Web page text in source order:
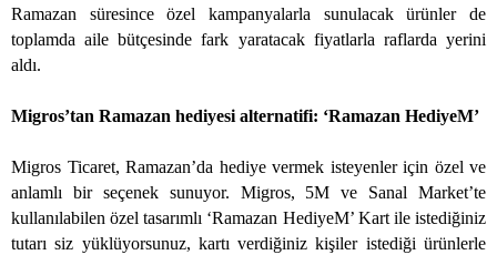
Ramazan süresince özel kampanyalarla sunulacak ürünler de
toplamda aile bütçesinde fark yaratacak fiyatlarla raflarda yerini
aldı.
Migros’tan Ramazan hediyesi alternatifi: ‘Ramazan HediyeM’
Migros Ticaret, Ramazan’da hediye vermek isteyenler için özel ve
anlamlı bir seçenek sunuyor. Migros, 5M ve Sanal Market’te
kullanılabilen özel tasarımlı ‘Ramazan HediyeM’ Kart ile istediğiniz
tutarı siz yüklüyorsunuz, kartı verdiğiniz kişiler istediği ürünlerle